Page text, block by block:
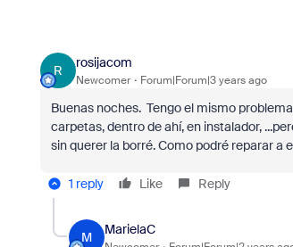
R
rosijacom
Newcomer Forum|Forum|3 years ago
Buenas noches. Tengo el mismo
carpetas, dentro de ahí, en instalador,
sin querer la borré. Como podré reparar a
1 reply Like Reply
M
MarielaC